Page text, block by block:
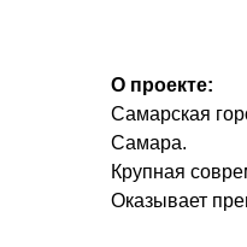
О проекте:
Самарская
Самара.
Крупная
Оказывает